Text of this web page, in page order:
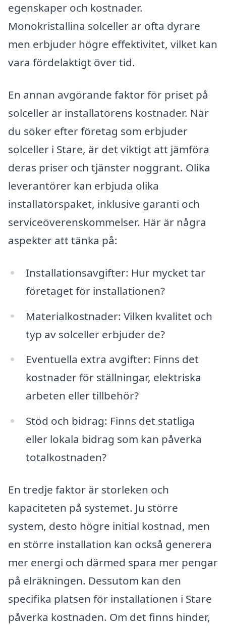
egenskaper och kostnader.
Monokristallina solceller är ofta dyrare
men erbjuder högre effektivitet, vilket kan
vara fördelaktigt över tid.
En annan avgörande faktor för priset på
solceller är installatörens kostnader. När
du söker efter företag som erbjuder
solceller i Stare, är det viktigt att jämföra
deras priser och tjänster noggrant. Olika
leverantörer kan erbjuda olika
installatörspaket, inklusive garanti och
serviceöverenskommelser. Här är några
aspekter att tänka på:
Installationsavgifter: Hur mycket tar
företaget för installationen?
Materialkostnader: Vilken kvalitet och
typ av solceller erbjuder de?
Eventuella extra avgifter: Finns det
kostnader för ställningar, elektriska
arbeten eller tillbehör?
Stöd och bidrag: Finns det statliga
eller lokala bidrag som kan påverka
totalkostnaden?
En tredje faktor är storleken och
kapaciteten på systemet. Ju större
system, desto högre initial kostnad, men
en större installation kan också generera
mer energi och därmed spara mer pengar
på elräkningen. Dessutom kan den
specifika platsen för installationen i Stare
påverka kostnaden. Om det finns hinder,